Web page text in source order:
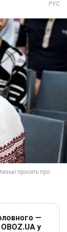
РУС
—
у